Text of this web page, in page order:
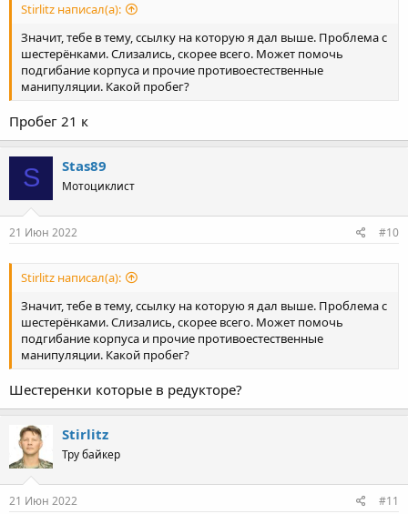
Stirlitz написал(а):
Значит, тебе в тему, ссылку на которую я дал выше. Проблема с
шестерёнками. Слизались, скорее всего. Может помочь
подгибание корпуса и прочие противоестественные
манипуляции. Какой пробег?
Пробег 21 к
S Stas89
Мотоциклист
21 Июн 2022 #10
Stirlitz написал(а):
Значит, тебе в тему, ссылку на которую я дал выше. Проблема с
шестерёнками. Слизались, скорее всего. Может помочь
подгибание корпуса и прочие противоестественные
манипуляции. Какой пробег?
Шестеренки которые в редукторе?
Stirlitz
Тру байкер
21 Июн 2022 #11